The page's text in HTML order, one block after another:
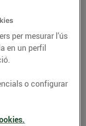
per mesurar l’ús
en un perfil
o configurar